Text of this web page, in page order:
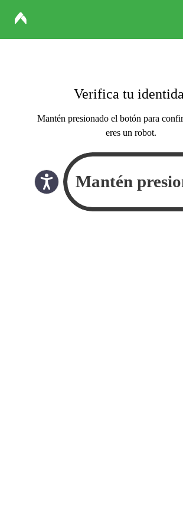
Verifica tu
Mantén presionado el botón para
eres un robot.